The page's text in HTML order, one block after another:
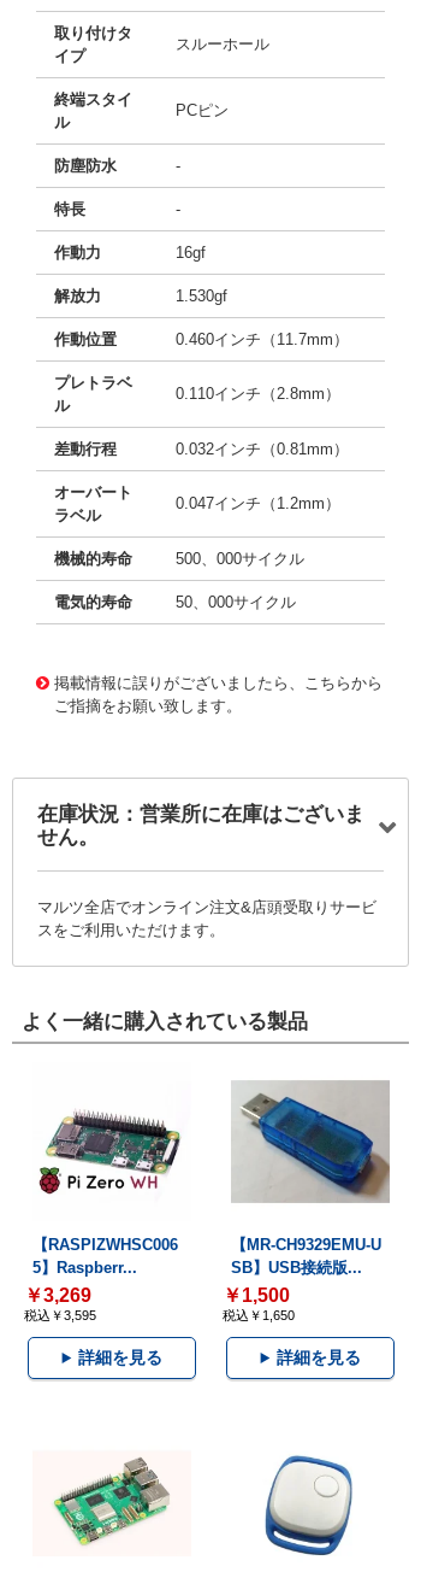
取り付けタ
イプ
スルーホール
終端スタイ
ル
PCピン
防塵防水 -
特長 -
作動力 16gf
解放力 1.530gf
作動位置 0.460インチ（11.7mm）
プレトラベ
ル
0.110インチ（2.8mm）
差動行程 0.032インチ（0.81mm）
オーバート
ラベル
0.047インチ（1.2mm）
機械的寿命 500、000サイクル
電気的寿命 50、000サイクル
掲載情報に誤りがございましたら、こちらから
ご指摘をお願い致します。
在庫状況：営業所に在庫はございま
せん。
マルツ全店でオンライン注文&店頭受取りサービ
スをご利用いただけます。
よく一緒に購入されている製品
【RASPIZWHSC006
5】Raspberr...
￥3,269
税込￥3,595
詳細を見る
【MR-CH9329EMU-U
SB】USB接続版...
￥1,500
税込￥1,650
詳細を見る